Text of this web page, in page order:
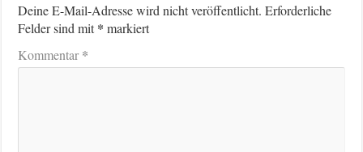
Deine E-Mail-Adresse wird nicht veröffentlicht. Erforderliche
Felder sind mit* markiert
Kommentar*